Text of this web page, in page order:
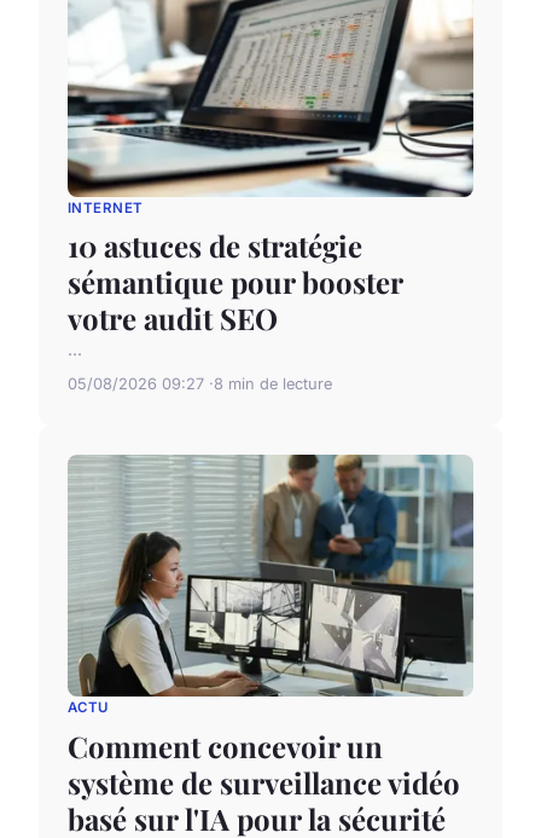
INTERNET
10 astuces de stratégie
sémantique pour booster
votre audit SEO
...
05/08/2026 09:27 8 min de lecture
ACTU
Comment concevoir un
système de surveillance vidéo
basé sur l'IA pour la sécurité